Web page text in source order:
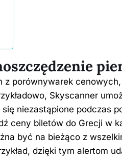
z porównywarek
Skyscanner
niezastąpione podczas
ceny biletów do Grecji w
być na bieżąco z
dzięki tym alertom